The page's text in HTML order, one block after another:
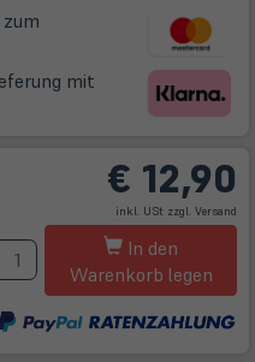
mit
€ 12,90
inkl. USt zzgl. Versand
In den
Warenkorb legen